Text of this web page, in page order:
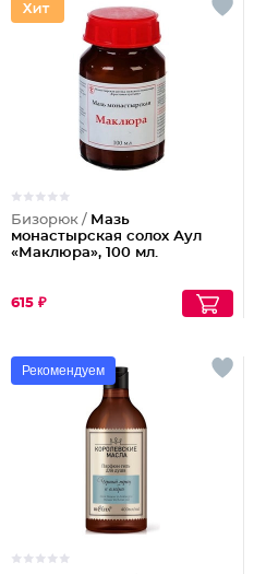
Бизорюк / Мазь
монастырская солох Аул
«Маклюра», 100 мл.
615 ₽
Рекомендуем